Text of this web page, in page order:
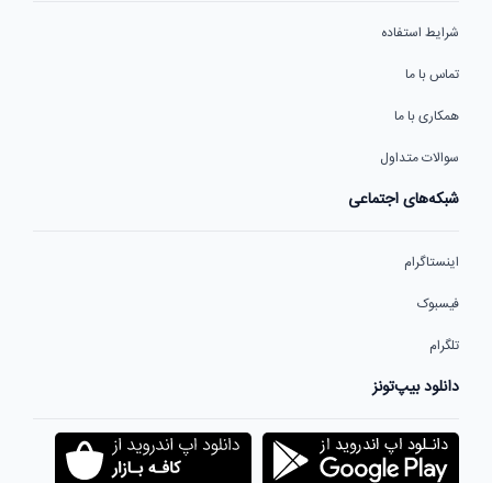
شرایط استفاده
تماس با ما
همکاری با ما
سوالات متداول
شبکه‌های اجتماعی
اینستاگرام
فیسبوک
تلگرام
دانلود بیپ‌تونز